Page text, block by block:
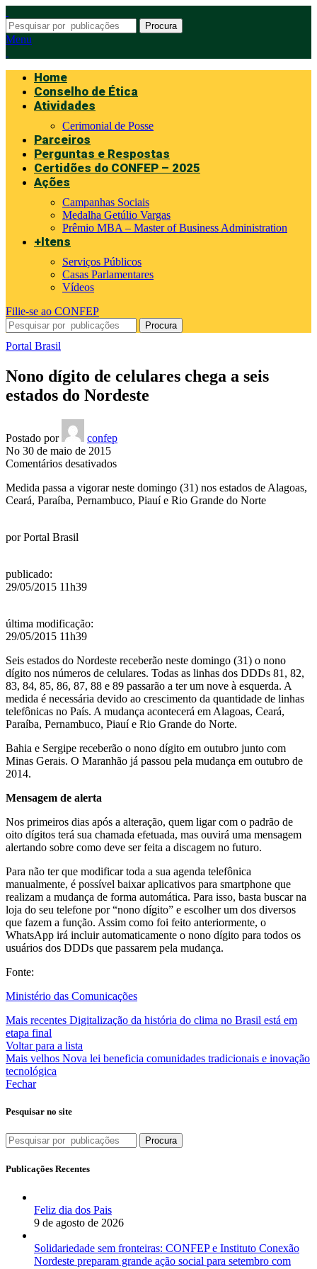
Procura
Menu
Home
Conselho de Ética
Atividades
Cerimonial de Posse
Parceiros
Perguntas e Respostas
Certidões do CONFEP – 2025
Ações
Campanhas Sociais
Medalha Getúlio Vargas
Prêmio MBA – Master of Business Administration
+Itens
Serviços Públicos
Casas Parlamentares
Vídeos
Filie-se ao CONFEP
Procura
Portal Brasil
Nono dígito de celulares chega a seis
estados do Nordeste
Postado por
confep
No 30 de maio de 2015
Comentários desativadosem
dígito
de
Medida passa a vigorar neste domingo (31) nos estados de Alagoas,
Ceará, Paraíba, Pernambuco, Piauí e Rio Grande do Norte
porPortal Brasil
publicado:
29/05/2015 11h39
última modificação:
29/05/2015 11h39
Seis estados do Nordeste receberão neste domingo (31) o nono
dígito nos números de celulares. Todas as linhas dos DDDs 81, 82,
83, 84, 85, 86, 87, 88 e 89 passarão a ter um nove à esquerda. A
medida é necessária devido ao crescimento da quantidade de linhas
telefônicas no País. A mudança acontecerá em Alagoas, Ceará,
Paraíba, Pernambuco, Piauí e Rio Grande do Norte.
Bahia e Sergipe receberão o nono dígito em outubro junto com
Minas Gerais. O Maranhão já passou pela mudança em outubro de
2014.
Mensagem de alerta
Nos primeiros dias após a alteração, quem ligar com o padrão de
oito dígitos terá sua chamada efetuada, mas ouvirá uma mensagem
alertando sobre como deve ser feita a discagem no futuro.
Para não ter que modificar toda a sua agenda telefônica
manualmente, é possível baixar aplicativos para smartphone que
realizam a mudança de forma automática. Para isso, basta buscar na
loja do seu telefone por “nono dígito” e escolher um dos diversos
que fazem a função. Assim como foi feito anteriormente, o
WhatsApp irá incluir automaticamente o nono dígito para todos os
usuários dos DDDs que passarem pela mudança.
Fonte:
Ministério das Comunicações
Mais recentes Digitalização da história do clima no Brasil está em
etapa final
Voltar para a lista
Mais velhos Nova lei beneficia comunidades tradicionais e inovação
tecnológica
Fechar
Pesquisar no site
Procura
Publicações Recentes
Feliz dia dos Pais
9 de agosto de 2026
Solidariedade sem fronteiras: CONFEP e Instituto Conexão
Nordeste preparam grande ação social para setembro com